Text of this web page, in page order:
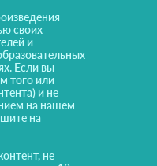
своих
и
Если вы
того или
и не
на нашем
на
не